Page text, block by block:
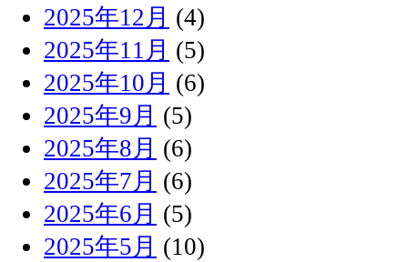
2025年12月 (4)
2025年11月 (5)
2025年10月 (6)
2025年9月 (5)
2025年8月 (6)
2025年7月 (6)
2025年6月 (5)
2025年5月 (10)